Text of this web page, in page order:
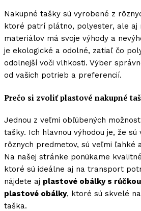
Nakupné tašky sú vyrobené z
ktoré patrí plátno, polyester, ale aj
materiálov má svoje výhody a
je ekologické a odolné, zatiaľ čo
odolnejší voči vlhkosti. Výber
od vašich potrieb a preferencií.
Prečo si zvoliť plastové nakupné
Jednou z veľmi obľúbených
tašky. Ich hlavnou výhodou je, že sú
rôznych predmetov, sú veľmi ľahké
Na našej stránke ponúkame
ktoré sú ideálne aj na transport
nájdete aj plastové obálky s rúčkou
plastové obálky, ktoré sú skvelé
taška.